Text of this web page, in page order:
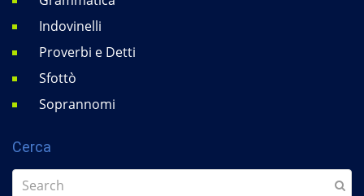
Indovinelli
Proverbi e Detti
Sfottò
Soprannomi
Cerca